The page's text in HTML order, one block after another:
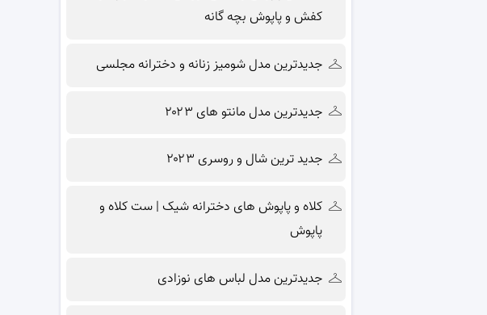
کفش و پاپوش بچه گانه
جدیدترین مدل شومیز زنانه و دخترانه مجلسی
جدیدترین مدل مانتو های ۲۰۲۳
جدید ترین شال و روسری ۲۰۲۳
کلاه و پاپوش های دخترانه شیک | ست کلاه و
پاپوش
جدیدترین مدل لباس های نوزادی